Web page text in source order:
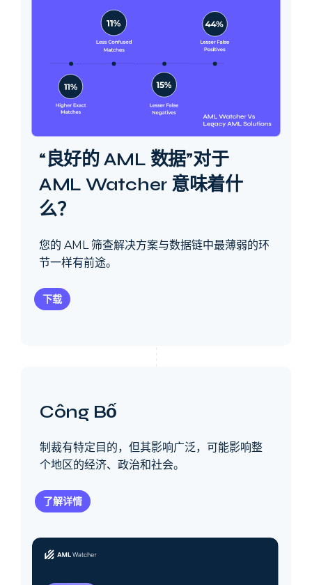
“良好的 AML 数据”对于
AML Watcher 意味着什
么？
您的 AML 筛查解决方案与数据链中最薄弱的环
节一样有前途。
下载
Công Bố
制裁有特定目的，但其影响广泛，可能影响整
个地区的经济、政治和社会。
了解详情